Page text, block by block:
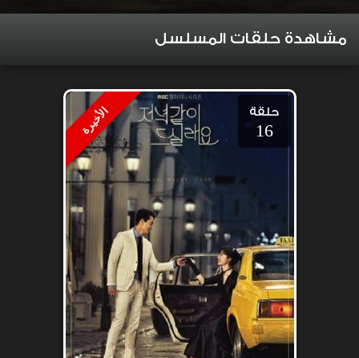
مشاهدة حلقات المسلسل
الأخيرة حلقة
16